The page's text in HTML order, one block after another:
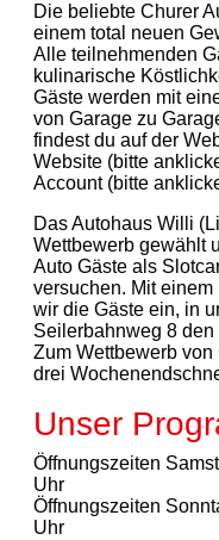
Die beliebte Churer
einem total neuen
Alle teilnehmenden
kulinarische
Gäste werden mit
von Garage zu
findest du auf der
Website (bitte
Account (bitte
Das Autohaus Willi
Wettbewerb gewählt
Auto Gäste als
versuchen. Mit
wir die Gäste ein, in
Seilerbahnweg 8
Zum Wettbewerb
drei
Unser
Öffnungszeiten
Uhr
Öffnungszeiten
Uhr